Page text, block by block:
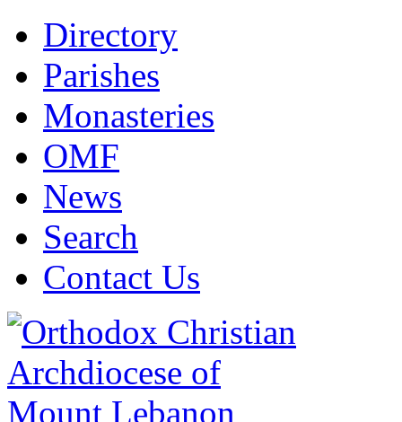
Directory
Parishes
Monasteries
OMF
News
Search
Contact Us